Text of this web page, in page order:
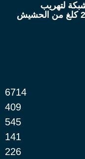
لتهريب
6714
409
545
141
226